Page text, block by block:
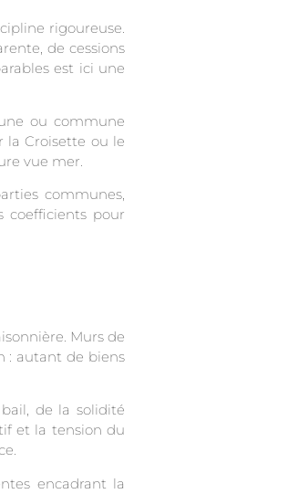
rigoureuse.
de cessions
est ici une
ou commune
la Croisette ou le
vue mer.
communes,
coefficients pour
Murs de
: autant de biens
de la solidité
et la tension du
encadrant la